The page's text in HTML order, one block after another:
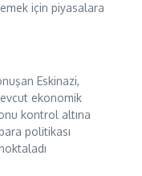
için piyasalara
Eskinazi,
ekonomik
kontrol altına
politikası